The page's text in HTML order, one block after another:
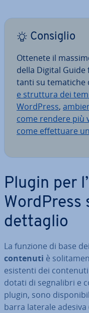
Consiglio
Ottenete il
della Digital
tan­ti su tematiche
e struttura dei
WordPress,
come rendere più
come ef­fet­tua­re
Plugin per
WordPress
dettaglio
La funzione di base dei
contenuti è
esistenti dei
dotati di se­gna­li­bri e
plugin, sono
barra laterale adesiva